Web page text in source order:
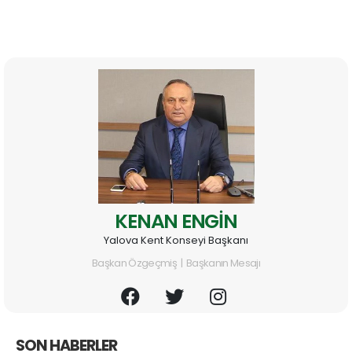
KENAN ENGİN
Yalova Kent Konseyi Başkanı
Başkan Özgeçmiş | Başkanın Mesajı
SON HABERLER